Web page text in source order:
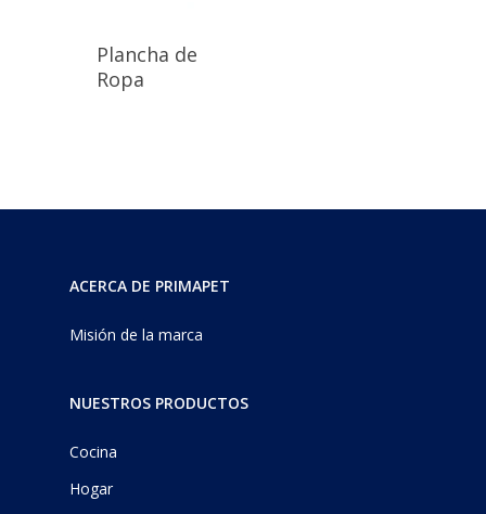
Plancha de
Ropa
ACERCA DE PRIMAPET
Misión de la marca
NUESTROS PRODUCTOS
Cocina
Hogar